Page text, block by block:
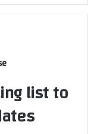
list to